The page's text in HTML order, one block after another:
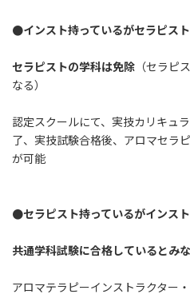
●インスト持っているがセラピス
セラピストの学科は免除 （セラピ
なる）
認定スクールにて、実技カリキュ
了、実技試験合格後、アロマセラ
が可能
●セラピスト持っているがインス
共通学科試験に合格しているとみ
アロマテラピーインストラクター